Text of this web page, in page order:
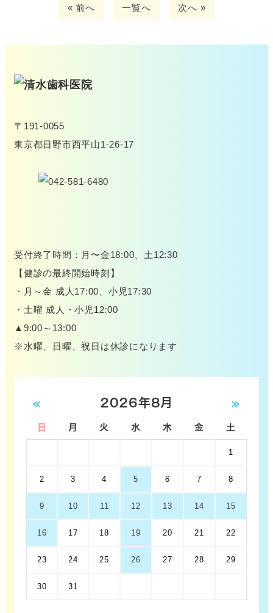
« 前へ 一覧へ 次へ »
〒191-0055
東京都日野市西平山1-26-17
受付終了時間：月〜金18:00、土12:30
【健診の最終開始時刻】
・月～金 成人17:00、小児17:30
・土曜 成人・小児12:00
▲9:00～13:00
※水曜、日曜、祝日は休診になります
« 2026年8月 »
日 月 火 水 木 金 土
1
2 3 4 5 6 7 8
9 10 11 12 13 14 15
16 17 18 19 20 21 22
23 24 25 26 27 28 29
30 31